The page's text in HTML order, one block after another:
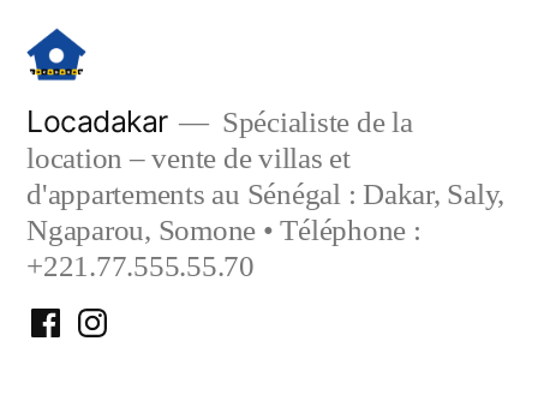
contenu
Locadakar
Spécialiste de la
location – vente de villas et
d'appartements au Sénégal : Dakar, Saly,
Ngaparou, Somone • Téléphone :
+221.77.555.55.70
FacebookInstagram